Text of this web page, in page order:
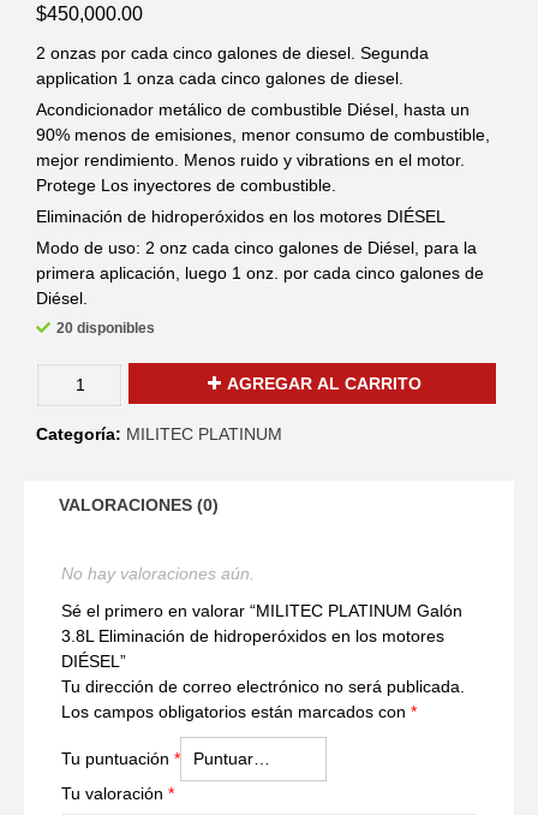
$450,000.00
2 onzas por cada cinco galones de diesel. Segunda
application 1 onza cada cinco galones de diesel.
Acondicionador metálico de combustible Diésel, hasta un
90% menos de emisiones, menor consumo de combustible,
mejor rendimiento. Menos ruido y vibrations en el motor.
Protege Los inyectores de combustible.
Eliminación de hidroperóxidos en los motores DIÉSEL
Modo de uso: 2 onz cada cinco galones de Diésel, para la
primera aplicación, luego 1 onz. por cada cinco galones de
Diésel.
20 disponibles
AGREGAR AL CARRITO
Categoría: MILITEC PLATINUM
VALORACIONES (0)
No hay valoraciones aún.
Sé el primero en valorar “MILITEC PLATINUM Galón
3.8L Eliminación de hidroperóxidos en los motores
DIÉSEL”
Tu dirección de correo electrónico no será publicada.
Los campos obligatorios están marcados con *
Tu puntuación *
Tu valoración *